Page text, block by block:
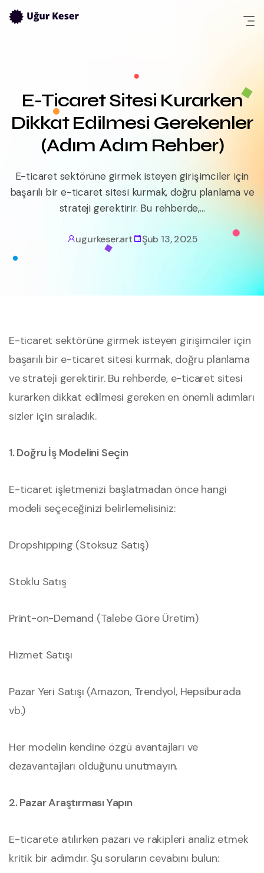
Skip
E-Ticaret Sitesi Kurarken
Dikkat Edilmesi Gerekenler
(Adım Adım Rehber)
E-ticaret sektörüne girmek isteyen girişimciler için
başarılı bir e-ticaret sitesi kurmak, doğru planlama ve
strateji gerektirir. Bu rehberde,...
ugurkeser.art Şub 13, 2025
E-ticaret sektörüne girmek isteyen girişimciler için
başarılı bir e-ticaret sitesi kurmak, doğru planlama
ve strateji gerektirir. Bu rehberde, e-ticaret sitesi
kurarken dikkat edilmesi gereken en önemli adımları
sizler için sıraladık.
1. Doğru İş Modelini Seçin
E-ticaret işletmenizi başlatmadan önce hangi
modeli seçeceğinizi belirlemelisiniz:
Dropshipping (Stoksuz Satış)
Stoklu Satış
Print-on-Demand (Talebe Göre Üretim)
Hizmet Satışı
Pazar Yeri Satışı (Amazon, Trendyol, Hepsiburada
vb.)
Her modelin kendine özgü avantajları ve
dezavantajları olduğunu unutmayın.
2. Pazar Araştırması Yapın
E-ticarete atılırken pazarı ve rakipleri analiz etmek
kritik bir adımdır. Şu soruların cevabını bulun: